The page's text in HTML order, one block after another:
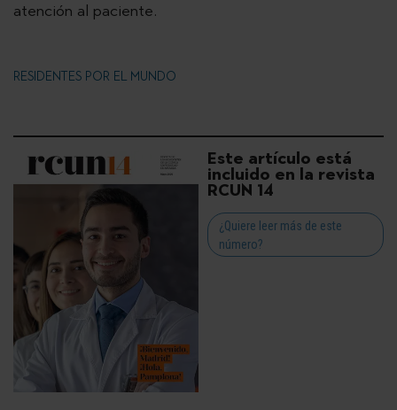
atención al paciente.
RESIDENTES POR EL MUNDO
Este artículo está
incluido en la revista
RCUN 14
¿Quiere leer más de este
número?